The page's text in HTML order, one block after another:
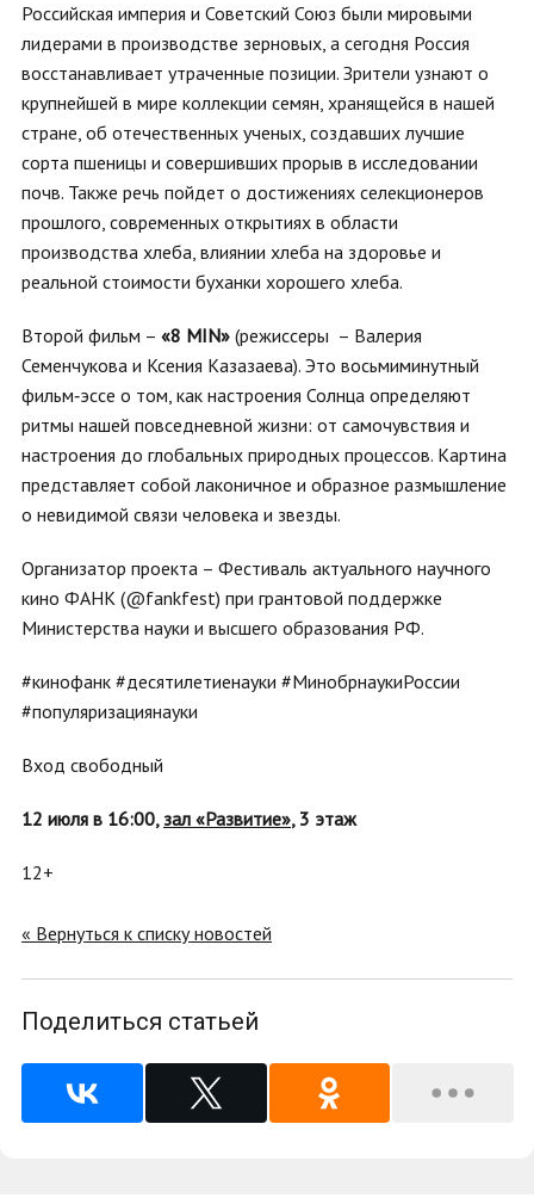
Российская империя и Советский Союз были мировыми
лидерами в производстве зерновых, а сегодня Россия
восстанавливает утраченные позиции. Зрители узнают о
крупнейшей в мире коллекции семян, хранящейся в нашей
стране, об отечественных ученых, создавших лучшие
сорта пшеницы и совершивших прорыв в исследовании
почв. Также речь пойдет о достижениях селекционеров
прошлого, современных открытиях в области
производства хлеба, влиянии хлеба на здоровье и
реальной стоимости буханки хорошего хлеба.
Второй фильм – «8 MIN» (режиссеры – Валерия
Семенчукова и Ксения Казазаева). Это восьмиминутный
фильм‑эссе о том, как настроения Солнца определяют
ритмы нашей повседневной жизни: от самочувствия и
настроения до глобальных природных процессов. Картина
представляет собой лаконичное и образное размышление
о невидимой связи человека и звезды.
Организатор проекта – Фестиваль актуального научного
кино ФАНК (@fankfest) при грантовой поддержке
Министерства науки и высшего образования РФ.
#кинофанк #десятилетиенауки #МинобрнаукиРоссии
#популяризациянауки
Вход свободный
12 июля в 16:00, зал «Развитие», 3 этаж
12+
« Вернуться к списку новостей
Поделиться статьей